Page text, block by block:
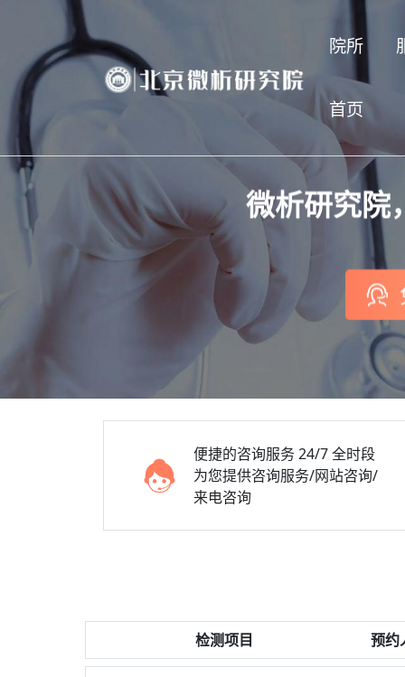
院所
首页
微析研究院
便捷的咨询服务24/7 全时段
为您提供咨询服务/网站咨询/
来电咨询
检测项目 预约